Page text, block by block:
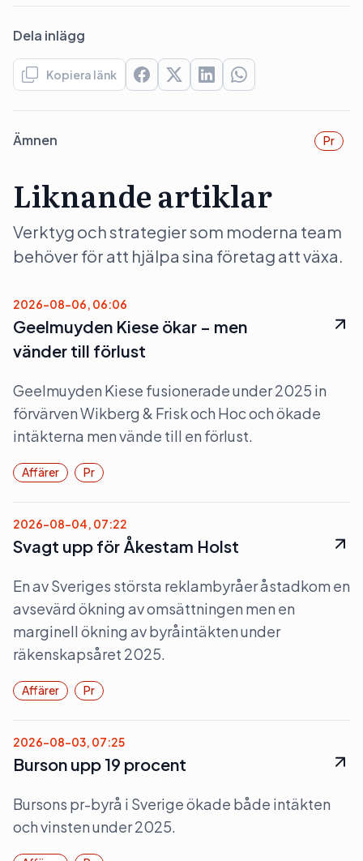
Dela inlägg
Kopiera länk
Ämnen Pr
Liknande artiklar
Verktyg och strategier som moderna team
behöver för att hjälpa sina företag att växa.
2026-08-06, 06:06
Geelmuyden Kiese ökar – men
vänder till förlust
Geelmuyden Kiese fusionerade under 2025 in
förvärven Wikberg & Frisk och Hoc och ökade
intäkterna men vände till en förlust.
Affärer Pr
2026-08-04, 07:22
Svagt upp för Åkestam Holst
En av Sveriges största reklambyråer åstadkom en
avsevärd ökning av omsättningen men en
marginell ökning av byråintäkten under
räkenskapsåret 2025.
Affärer Pr
2026-08-03, 07:25
Burson upp 19 procent
Bursons pr-byrå i Sverige ökade både intäkten
och vinsten under 2025.